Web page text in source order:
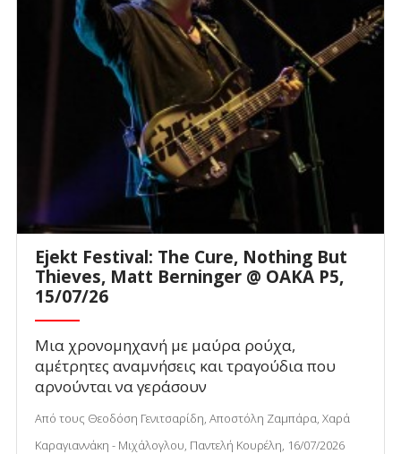
Ejekt Festival: The Cure, Nothing But
Thieves, Matt Berninger @ ΟΑΚΑ P5,
15/07/26
Μια χρονομηχανή με μαύρα ρούχα,
αμέτρητες αναμνήσεις και τραγούδια που
αρνούνται να γεράσουν
Από τους Θεοδόση Γενιτσαρίδη, Αποστόλη Ζαμπάρα, Χαρά
Καραγιαννάκη - Μιχάλογλου, Παντελή Κουρέλη, 16/07/2026